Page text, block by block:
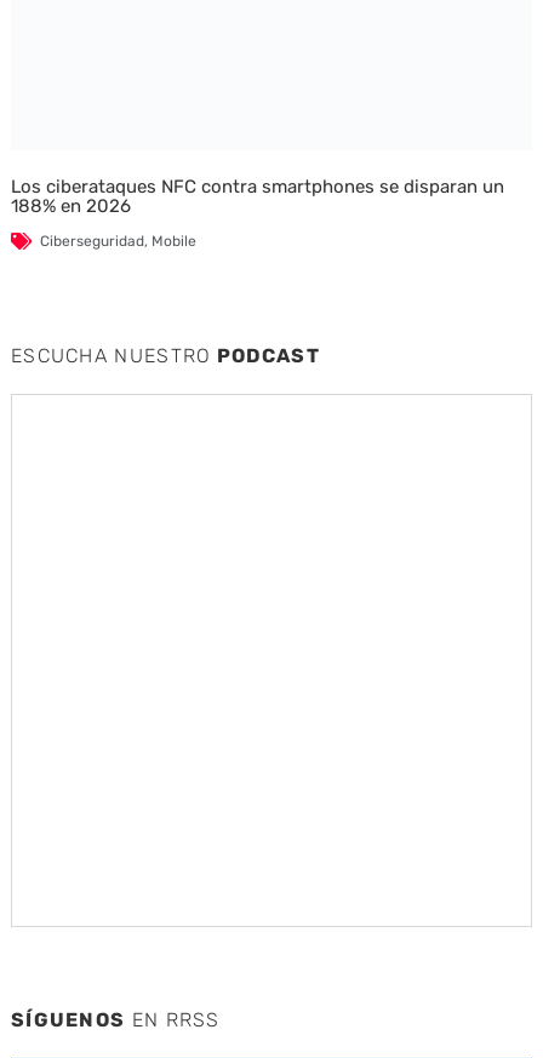
Los ciberataques NFC contra smartphones se disparan un
188% en 2026
Ciberseguridad, Mobile
ESCUCHA NUESTRO PODCAST
SÍGUENOS EN RRSS